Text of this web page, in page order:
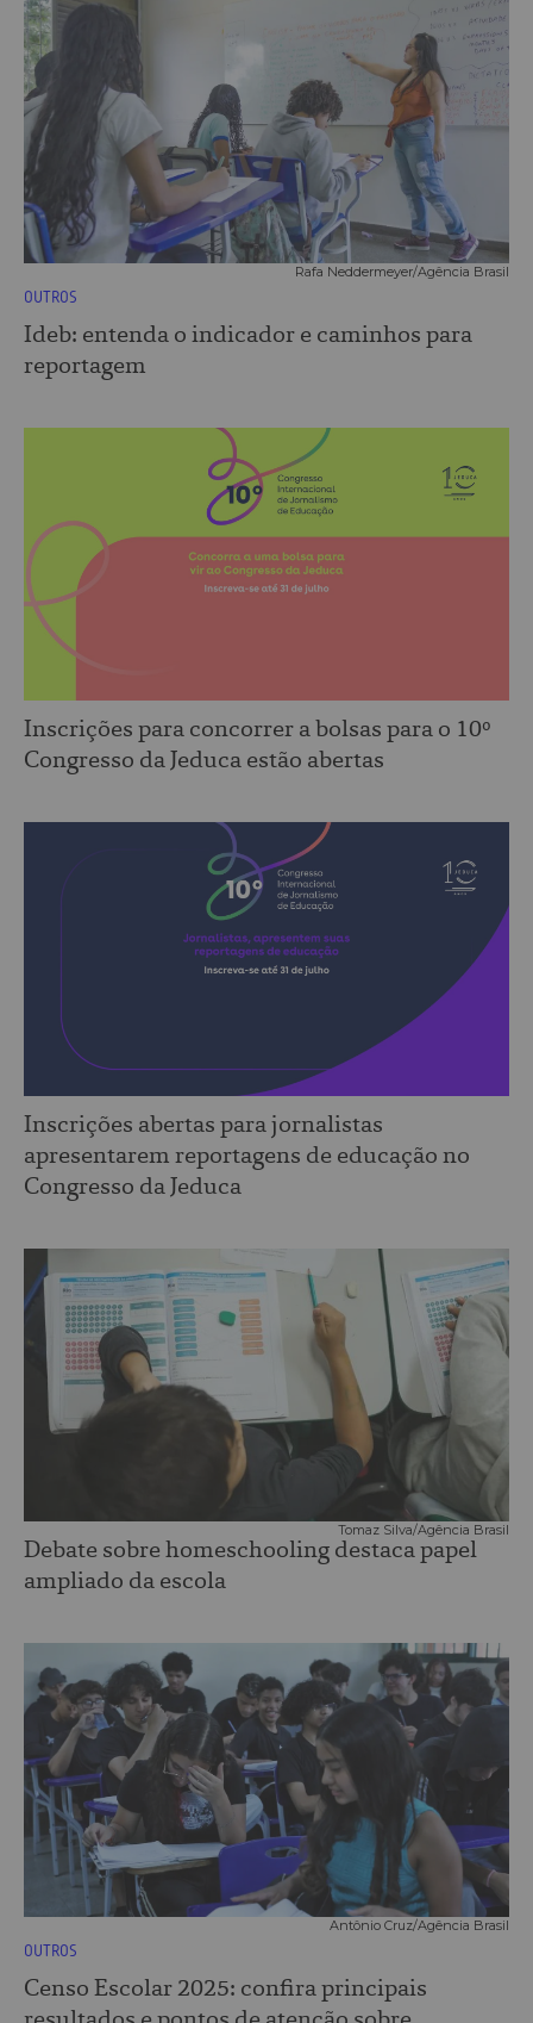
Rafa Neddermeyer/Agência Brasil
OUTROS
Ideb: entenda o indicador e caminhos para
reportagem
Inscrições para concorrer a bolsas para o 10º
Congresso da Jeduca estão abertas
Inscrições abertas para jornalistas
apresentarem reportagens de educação no
Congresso da Jeduca
Tomaz Silva/Agência Brasil
Debate sobre homeschooling destaca papel
ampliado da escola
Antônio Cruz/Agência Brasil
OUTROS
Censo Escolar 2025: confira principais